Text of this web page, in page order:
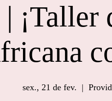
¡Taller
sex., 21 de fev.
  |